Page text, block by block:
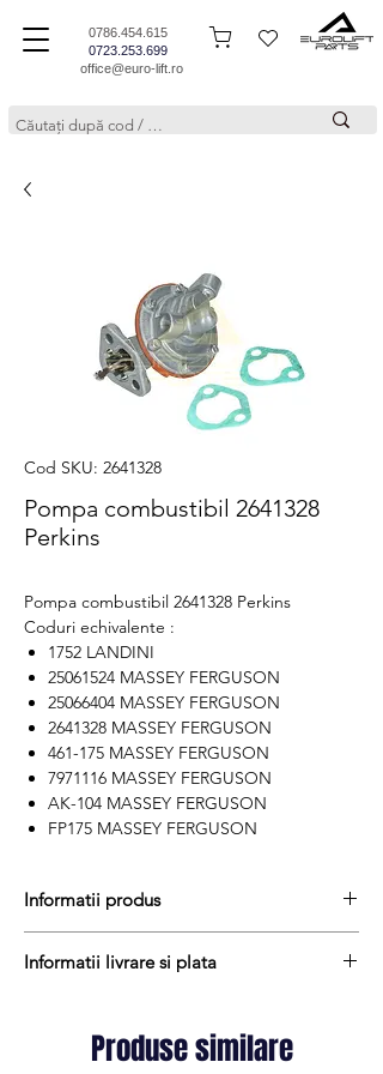
0786.454.615
0723.253.699
office@euro-lift.ro
Cod SKU: 2641328
Pompa combustibil 2641328
Perkins
Pompa combustibil 2641328 Perkins
Coduri echivalente :
1752 LANDINI
25061524 MASSEY FERGUSON
25066404 MASSEY FERGUSON
2641328 MASSEY FERGUSON
461-175 MASSEY FERGUSON
7971116 MASSEY FERGUSON
AK-104 MASSEY FERGUSON
FP175 MASSEY FERGUSON
Informatii produs
livrare
Cod produs : 2641328
Stocul si pretul afisat nu se actualizeaza in
Informatii livrare si plata
expediate in termen de 1 - 2 zile lucratoare
iar termenul de livrare pentru produsele
Produse similare